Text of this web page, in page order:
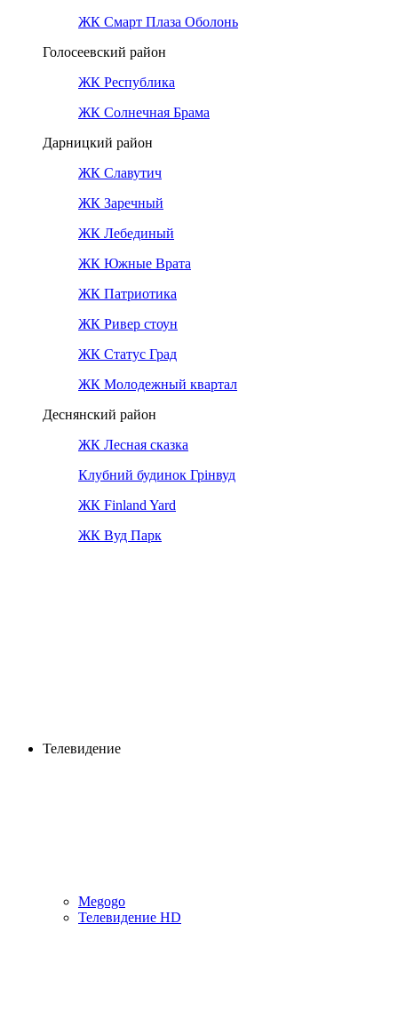
ЖК Смарт Плаза Оболонь
Голосеевский район
ЖК Республика
ЖК Солнечная Брама
Дарницкий район
ЖК Славутич
ЖК Заречный
ЖК Лебединый
ЖК Южные Врата
ЖК Патриотика
ЖК Ривер стоун
ЖК Статус Град
ЖК Молодежный квартал
Деснянский район
ЖК Лесная сказка
Клубний будинок Грінвуд
ЖК Finland Yard
ЖК Вуд Парк
Телевидение
Megogo
Телевидение HD